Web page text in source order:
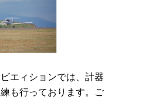
エィションでは、計器
も行っております。ご